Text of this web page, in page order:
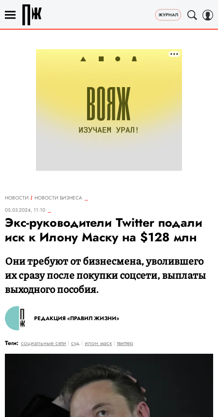
НОВОСТИ
НОВОСТИ БИЗНЕСА
05.03.2024, 11:10
Экс-руководители Twitter подали
иск к Илону Маску на $128 млн
Они требуют от бизнесмена, уволившего
их сразу после покупки соцсети, выплаты
выходного пособия.
РЕДАКЦИЯ «ПРАВИЛ ЖИЗНИ»
Теги: социальные сети суд илон маск твиттер